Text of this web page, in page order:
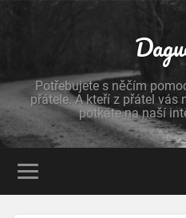
Potřebujete s něčím
přátele. A kteří z přátel vás
potkáte na naší